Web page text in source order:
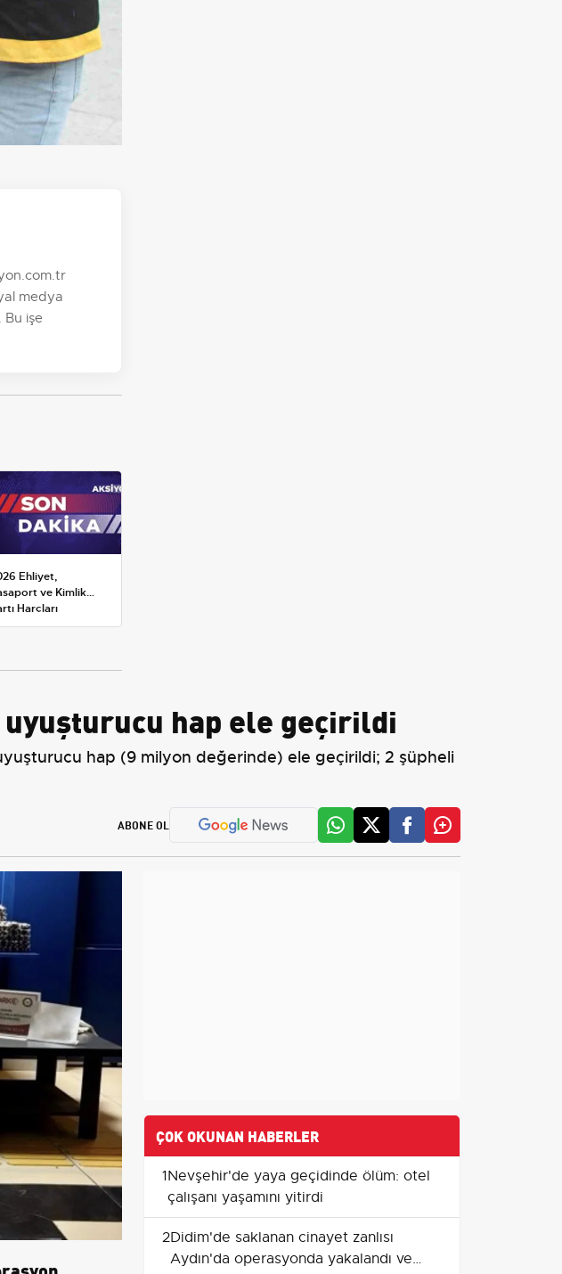
medya
işe
Ehliyet,
ve Kimlik
Harçları
Yeni
uyuşturucu hap ele geçirildi
hap (9 milyon değerinde) ele geçirildi; 2 şüpheli
ABONE OL
ÇOK OKUNAN HABERLER
1Nevşehir'de yaya geçidinde ölüm: otel
çalışanı yaşamını yitirdi
2Didim'de saklanan cinayet zanlısı
Aydın'da operasyonda yakalandı ve